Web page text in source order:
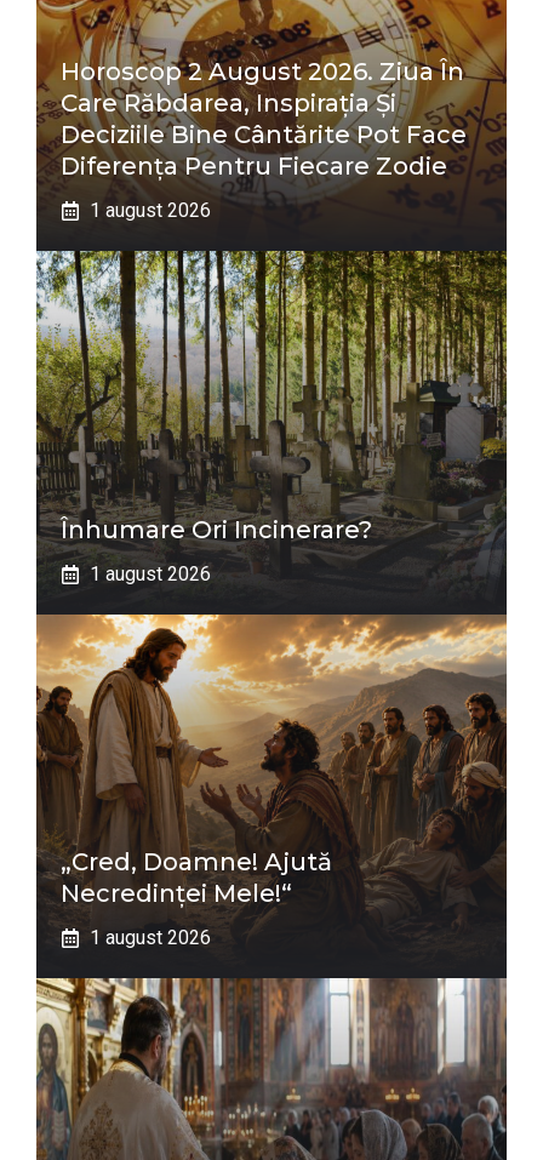
Horoscop 2 August 2026. Ziua În
Care Răbdarea, Inspirația Și
Deciziile Bine Cântărite Pot Face
Diferența Pentru Fiecare Zodie
1 august 2026
Înhumare Ori Incinerare?
1 august 2026
„Cred, Doamne! Ajută
Necredinţei Mele!“
1 august 2026